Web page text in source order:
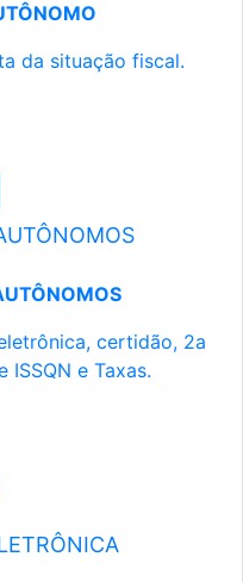
da situação fiscal.
certidão, 2a
e Taxas.